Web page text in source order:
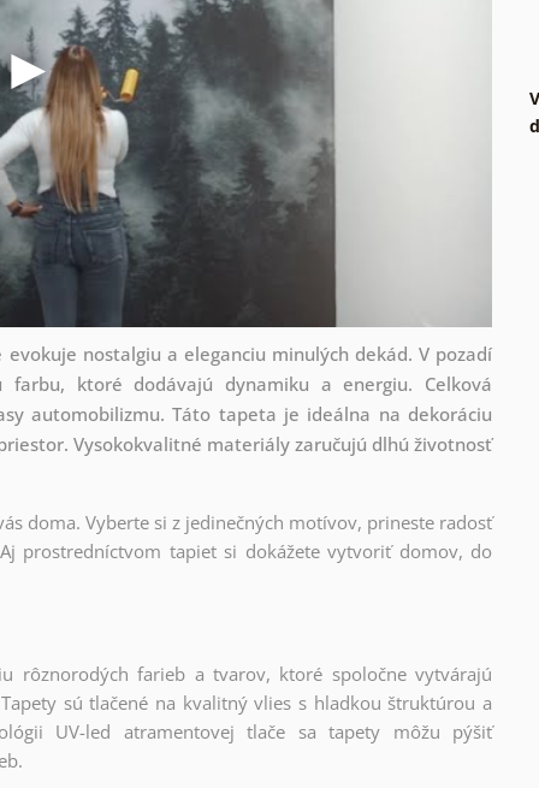
nostalgiu a eleganciu minulých dekád. V pozadí
ktoré dodávajú dynamiku a energiu. Celková
automobilizmu. Táto tapeta je ideálna na dekoráciu
Vysokokvalitné materiály zaručujú dlhú životnosť
doma. Vyberte si z jedinečných motívov, prineste radosť
prostredníctvom tapiet si dokážete vytvoriť domov, do
rôznorodých farieb a tvarov, ktoré spoločne vytvárajú
sú tlačené na kvalitný vlies s hladkou štruktúrou a
UV-led atramentovej tlače sa tapety môžu pýšiť